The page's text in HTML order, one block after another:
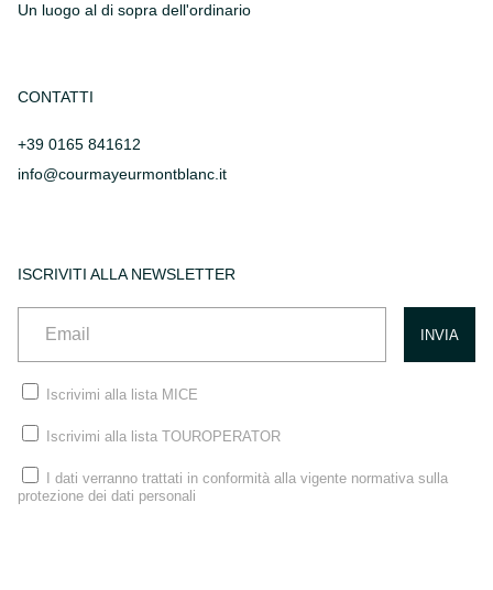
Un luogo al di sopra dell'ordinario
CONTATTI
+39 0165 841612
info@courmayeurmontblanc.it
ISCRIVITI ALLA NEWSLETTER
Iscrivimi alla lista MICE
Iscrivimi alla lista TOUROPERATOR
I dati verranno trattati in conformità alla vigente normativa sulla
protezione dei dati personali